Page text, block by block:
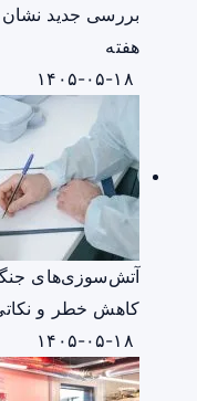
هفته
آتش‌سوزی‌های
کاهش خطر و